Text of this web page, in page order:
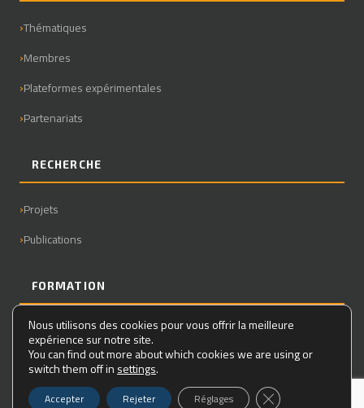
Thématiques
Membres
Plateformes expérimentales
Partenariats
RECHERCHE
Projets
Publications
FORMATION
Master
Doctorat
Nous utilisons des cookies pour vous offrir la meilleure
expérience sur notre site.
You can find out more about which cookies we are using or
switch them off in settings.
Accepter Rejeter Réglages Fermer la bannière